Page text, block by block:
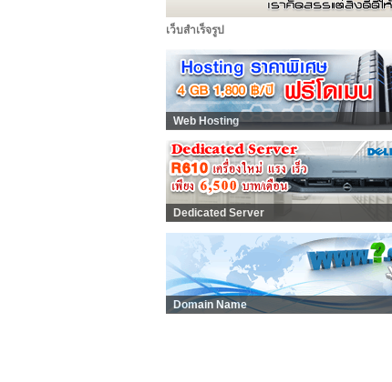
เว็บสำเร็จรูป
Web Hosting
Dedicated Server
Domain Name